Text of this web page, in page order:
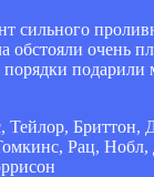
сильного
обстояли
Тейлор,
Рац,